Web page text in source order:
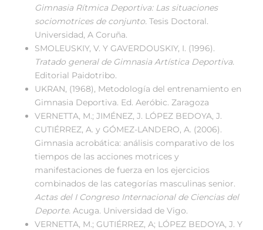
Gimnasia Rítmica Deportiva: Las situaciones
sociomotrices de conjunto. Tesis Doctoral.
Universidad, A Coruña.
SMOLEUSKIY, V. Y GAVERDOUSKIY, I. (1996).
Tratado general de Gimnasia Artística Deportiva.
Editorial Paidotribo.
UKRAN, (1968), Metodología del entrenamiento en
Gimnasia Deportiva. Ed. Aeróbic. Zaragoza
VERNETTA, M.; JIMÉNEZ, J. LÓPEZ BEDOYA, J.
CUTIÉRREZ, A. y GÓMEZ-LANDERO, A. (2006).
Gimnasia acrobática: análisis comparativo de los
tiempos de las acciones motrices y
manifestaciones de fuerza en los ejercicios
combinados de las categorías masculinas senior.
Actas del I Congreso Internacional de Ciencias del
Deporte. Acuga. Universidad de Vigo.
VERNETTA, M.; GUTIÉRREZ, A; LÓPEZ BEDOYA, J. Y